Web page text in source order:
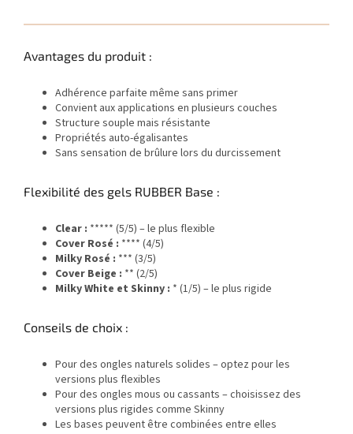
Avantages du produit :
Adhérence parfaite même sans primer
Convient aux applications en plusieurs couches
Structure souple mais résistante
Propriétés auto-égalisantes
Sans sensation de brûlure lors du durcissement
Flexibilité des gels RUBBER Base :
Clear : ***** (5/5) – le plus flexible
Cover Rosé : **** (4/5)
Milky Rosé : *** (3/5)
Cover Beige : ** (2/5)
Milky White et Skinny : * (1/5) – le plus rigide
Conseils de choix :
Pour des ongles naturels solides – optez pour les
versions plus flexibles
Pour des ongles mous ou cassants – choisissez des
versions plus rigides comme Skinny
Les bases peuvent être combinées entre elles